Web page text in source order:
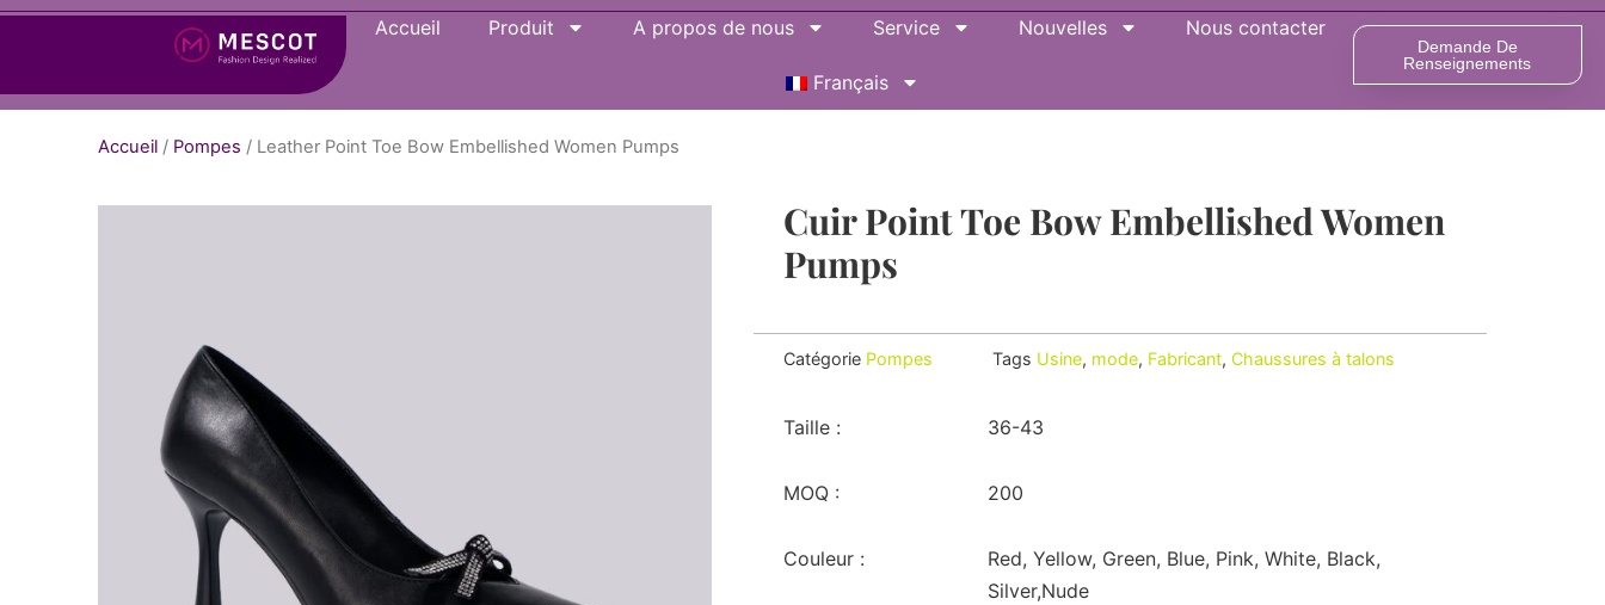
Accueil Produit A propos de nous Service Nouvelles Nous contacter
Français
Demande De
Renseignements
Accueil / Pompes / Leather Point Toe Bow Embellished Women Pumps
Cuir Point Toe Bow Embellished Women
Pumps
Catégorie Pompes Tags Usine, mode, Fabricant, Chaussures à talons
Taille : 36-43
MOQ : 200
Couleur :
Red, Yellow, Green, Blue, Pink, White, Black,
Silver,Nude